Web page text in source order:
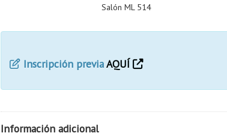
Salón ML 514
Inscripción previaAQUÍ
Información adicional